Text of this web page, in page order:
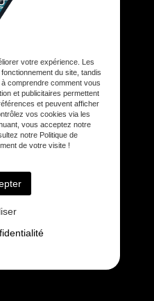
Vensac
48 35 75
services.fr
votre expérience. Les
du site, tandis
comprendre comment vous
et publicitaires permettent
et peuvent afficher
vos cookies via les
vous acceptez notre
notre Politique de
de votre visite !